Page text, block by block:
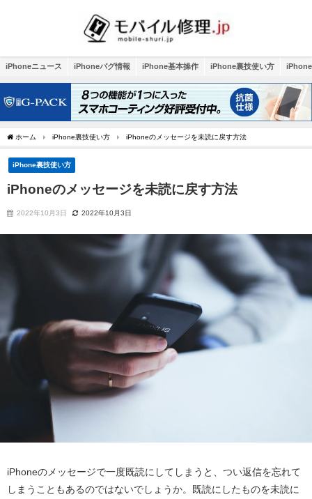
iPhoneニュース iPhoneバグ情報 iPhone基本操作 iPhone裏技使い方
ホーム iPhone裏技使い方 iPhoneのメッセージを未読に戻す方法
iPhone裏技使い方
iPhoneのメッセージを未読に戻す方法
2022年10月3日 2022年10月3日
iPhoneのメッセージで一度既読にしてしまうと、つい返信を忘れて
しまうこともあるのではないでしょうか。既読にしたものを未読に